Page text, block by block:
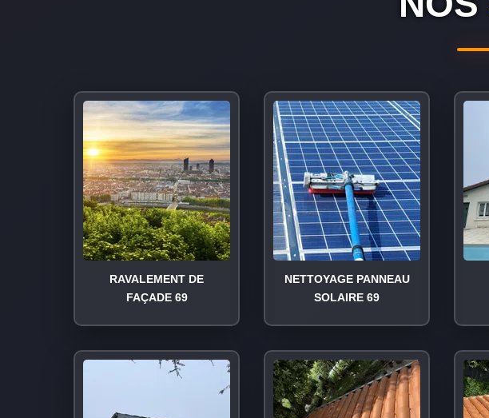
RAVALEMENT DE
FAÇADE 69
NETTOYAGE PANNEAU
SOLAIRE 69